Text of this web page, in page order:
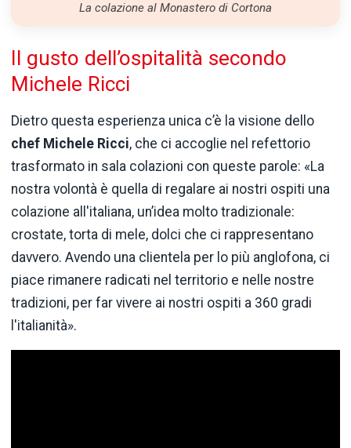
La colazione al Monastero di Cortona
Il gusto dell’ospitalità secondo
Michele Ricci
Dietro questa esperienza unica c’è la visione dello
chef Michele Ricci, che ci accoglie nel refettorio
trasformato in sala colazioni con queste parole: «La
nostra volontà è quella di regalare ai nostri ospiti una
colazione all'italiana, un’idea molto tradizionale:
crostate, torta di mele, dolci che ci rappresentano
davvero. Avendo una clientela per lo più anglofona, ci
piace rimanere radicati nel territorio e nelle nostre
tradizioni, per far vivere ai nostri ospiti a 360 gradi
l'italianità».